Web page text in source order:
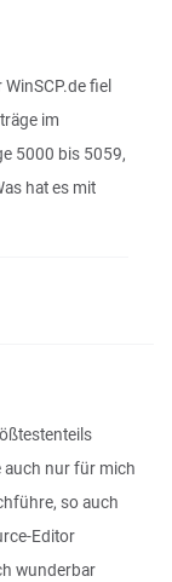
fiel
im
5000 bis 5059,
hat es mit
auch nur für mich
so auch
Editor
wunderbar